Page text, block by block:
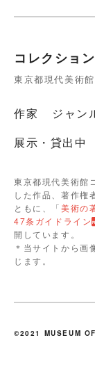
コレクショ
東京都現代美術
作家 ジャン
展示・貸出中
東京都現代美術館
した作品、著作権
ともに、「美術の
47条ガイドライン
開しています。
＊当サイトから画
じます。
©2021 MUSEUM